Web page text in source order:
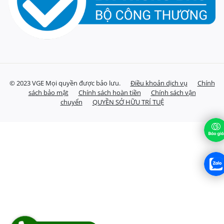
© 2023 VGE Mọi quyền được bảo lưu. Điều khoản dịch vụ
Chính
sách bảo mật
Chính sách hoàn tiền
Chính sách vận
chuyển
QUYỀN SỞ HỮU TRÍ TUỆ